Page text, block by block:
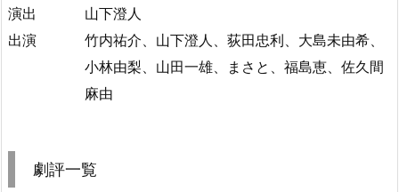
演出
山下澄人
出演
竹内祐介、山下澄人、荻田忠利、大島未由希、
小林由梨、山田一雄、まさと、福島恵、佐久間
麻由
劇評一覧